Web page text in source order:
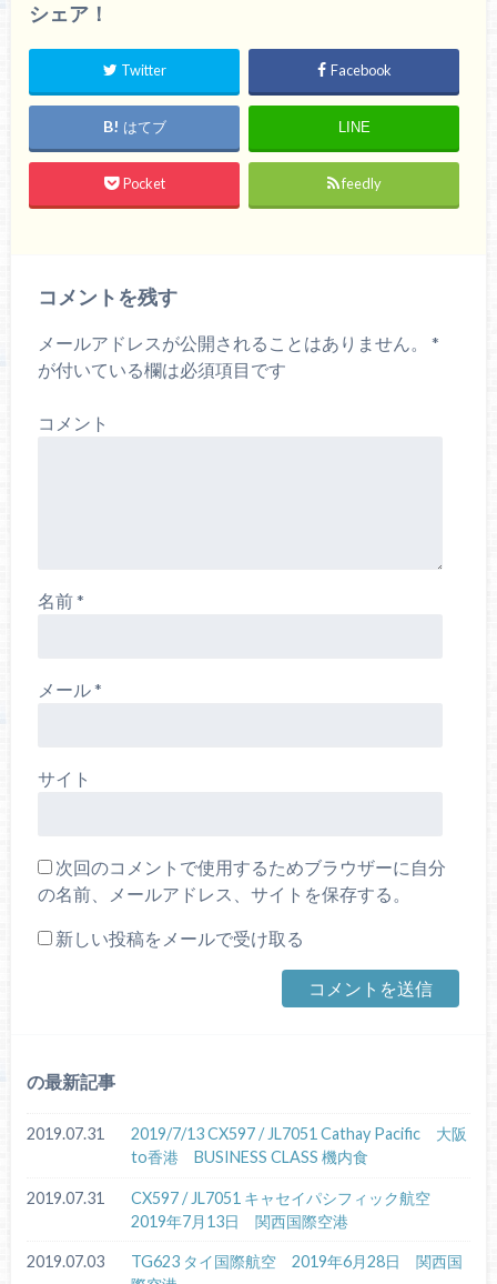
シェア！
Twitter Facebook
はてブ LINE
Pocket feedly
コメントを残す
メールアドレスが公開されることはありません。
*
が付いている欄は必須項目です
コメント
名前*
メール*
サイト
次回のコメントで使用するためブラウザーに自分
の名前、メールアドレス、サイトを保存する。
新しい投稿をメールで受け取る
の最新記事
2019.07.31
2019/7/13 CX597 / JL7051 Cathay Pacific 大阪
to香港 BUSINESS CLASS 機内食
2019.07.31
CX597 / JL7051 キャセイパシフィック航空
2019年7月13日 関西国際空港
2019.07.03
TG623 タイ国際航空 2019年6月28日 関西国